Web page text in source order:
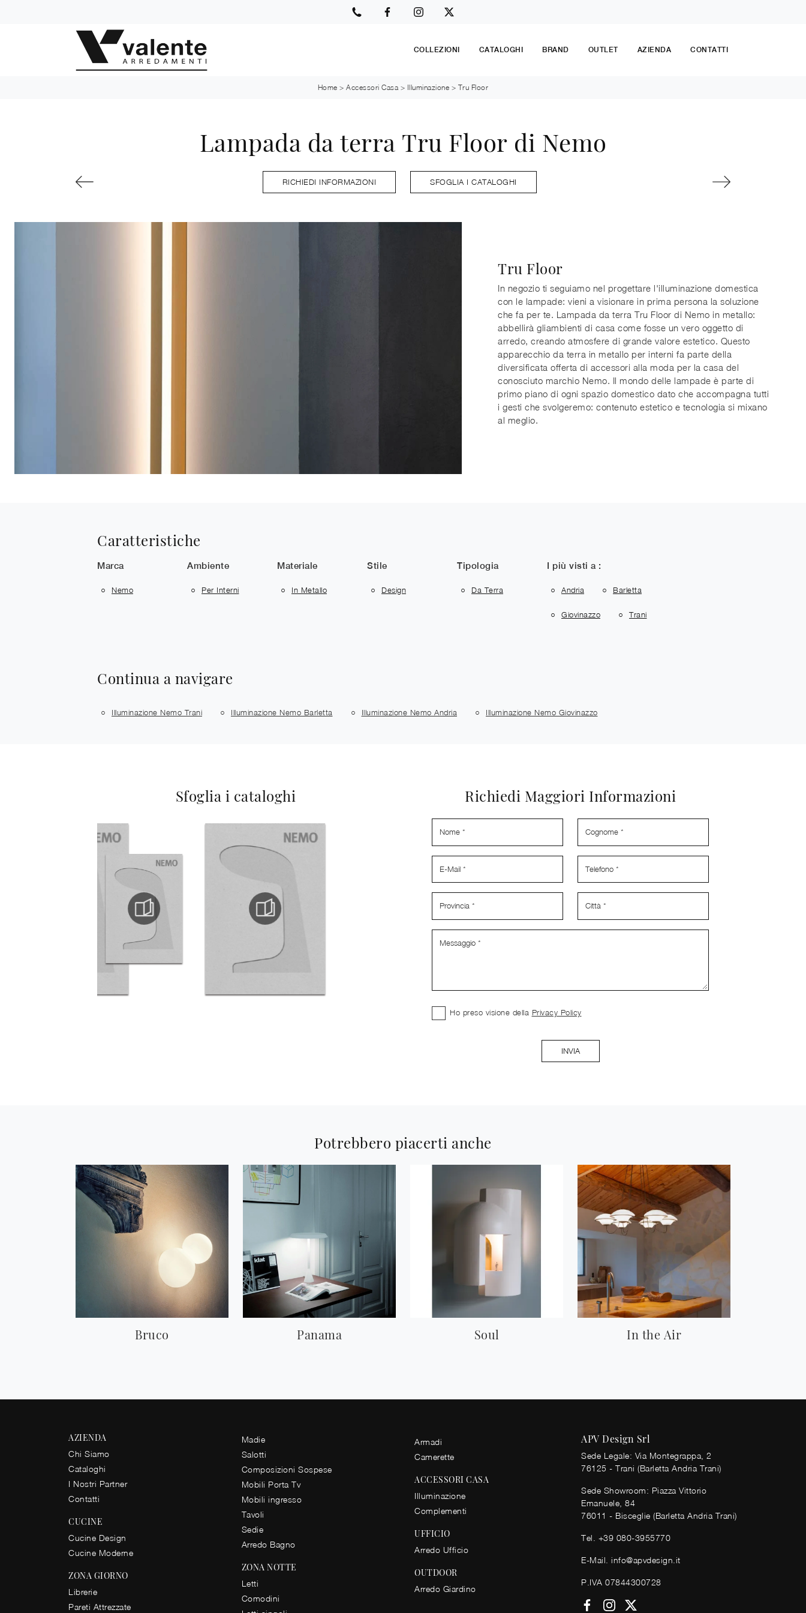
COLLEZIONI CATALOGHI BRAND OUTLET AZIENDA CONTATTI
Home >Accessori Casa > Illuminazione > Tru Floor
Lampada da terra Tru Floor di Nemo
RICHIEDI INFORMAZIONI SFOGLIA I CATALOGHI
Tru Floor
In negozio ti seguiamo nel progettare l'illuminazione domestica
con le lampade: vieni a visionare in prima persona la soluzione
che fa per te. Lampada da terra Tru Floor di Nemo in metallo:
abbellirà gliambienti di casa come fosse un vero oggetto di
arredo, creando atmosfere di grande valore estetico. Questo
apparecchio da terra in metallo per interni fa parte della
diversificata offerta di accessori alla moda per la casa del
conosciuto marchio Nemo. Il mondo delle lampade è parte di
primo piano di ogni spazio domestico dato che accompagna tutti
i gesti che svolgeremo: contenuto estetico e tecnologia si mixano
al meglio.
Caratteristiche
Marca
Nemo
Ambiente
Per Interni
Materiale
In Metallo
Stile
Design
Tipologia
Da Terra
I più visti a :
Andria Barletta
Giovinazzo Trani
Continua a navigare
Illuminazione Nemo Trani Illuminazione Nemo Barletta Illuminazione Nemo Andria Illuminazione Nemo Giovinazzo
Sfoglia i cataloghi Richiedi Maggiori Informazioni
Ho preso visione della Privacy Policy
INVIA
Potrebbero piacerti anche
Bruco Panama Soul In the Air
AZIENDA
Chi Siamo
Cataloghi
I Nostri Partner
Contatti
CUCINE
Cucine Design
Cucine Moderne
ZONA GIORNO
Librerie
Pareti Attrezzate
Madie
Salotti
Composizioni Sospese
Mobili Porta Tv
Mobili ingresso
Tavoli
Sedie
Arredo Bagno
ZONA NOTTE
Letti
Comodini
Armadi
Camerette
ACCESSORI CASA
Illuminazione
Complementi
UFFICIO
Arredo Ufficio
OUTDOOR
Arredo Giardino
APV Design Srl
Sede Legale: Via Montegrappa, 2
76125 - Trani (Barletta Andria Trani)
Sede Showroom: Piazza Vittorio
Emanuele, 84
76011 - Bisceglie (Barletta Andria Trani)
Tel. +39 080-3955770
E-Mail. info@apvdesign.it
P.IVA 07844300728